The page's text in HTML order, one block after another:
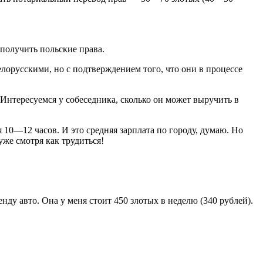
польские права.
но с подтверждением того, что они в процессе
у собеседника, сколько он может выручить в
часов. И это средняя зарплата по городу, думаю. Но
смотря как трудиться!
авто. Она у меня стоит 450 злотых в неделю (340 рублей).